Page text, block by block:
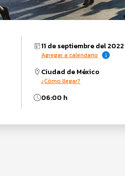
11 de septiembre del 2022
Agregar a calendario
Ciudad de México
¿Cómo llegar?
06:00 h